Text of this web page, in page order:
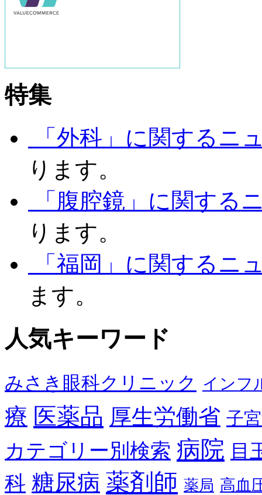
特集
「外科」に関するニ
ります。
「腹腔鏡」に関する
ります。
「福岡」に関するニ
ます。
人気キーワード
みさき眼科クリニック インフ
療 医薬品 厚生労働省 子
カテゴリー別検索 病院 目
科 糖尿病 薬剤師 薬局 高血